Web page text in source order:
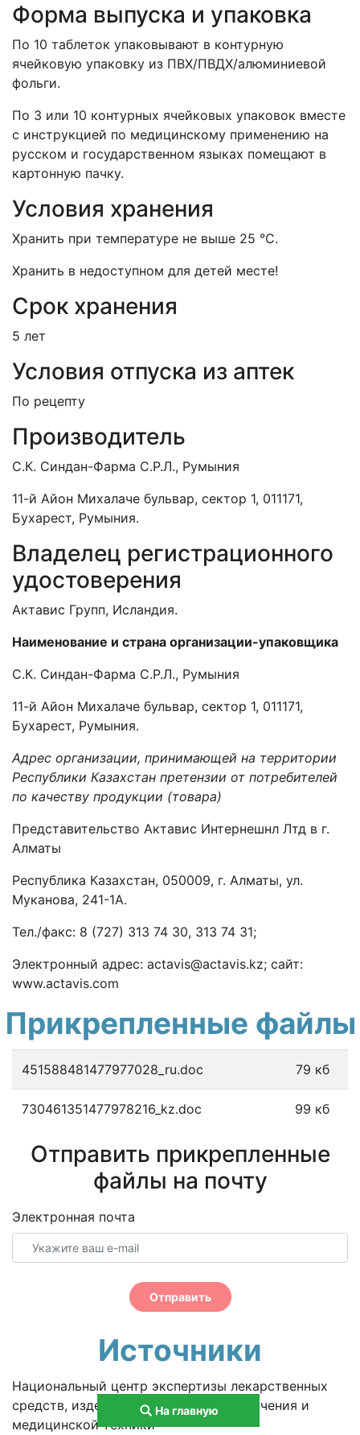
Форма выпуска и упаковка
По 10 таблеток упаковывают в контурную
ячейковую упаковку из ПВХ/ПВДХ/алюминиевой
фольги.
По 3 или 10 контурных ячейковых упаковок вместе
с инструкцией по медицинскому применению на
русском и государственном языках помещают в
картонную пачку.
Условия хранения
Хранить при температуре не выше 25 °С.
Хранить в недоступном для детей месте!
Срок хранения
5 лет
Условия отпуска из аптек
По рецепту
Производитель
С.К. Синдан-Фарма С.Р.Л., Румыния
11-й Айон Михалаче бульвар, сектор 1, 011171,
Бухарест, Румыния.
Владелец регистрационного
удостоверения
Актавис Групп, Исландия.
Наименование и страна организации-упаковщика
С.К. Синдан-Фарма С.Р.Л., Румыния
11-й Айон Михалаче бульвар, сектор 1, 011171,
Бухарест, Румыния.
Адрес организации, принимающей на территории
Республики Казахстан претензии от потребителей
по качеству продукции (товара)
Представительство Актавис Интернешнл Лтд в г.
Алматы
Республика Казахстан, 050009, г. Алматы, ул.
Муканова, 241-1А.
Тел./факс: 8 (727) 313 74 30, 313 74 31;
Электронный адрес: actavis@actavis.kz; сайт:
www.actavis.com
Прикрепленные файлы
451588481477977028_ru.doc 79 кб
730461351477978216_kz.doc 99 кб
Отправить прикрепленные
файлы на почту
Электронная почта
Отправить
Источники
Национальный центр экспертизы лекарственных
средств, изделий медицинского назначения и
медицинской техники
На главную